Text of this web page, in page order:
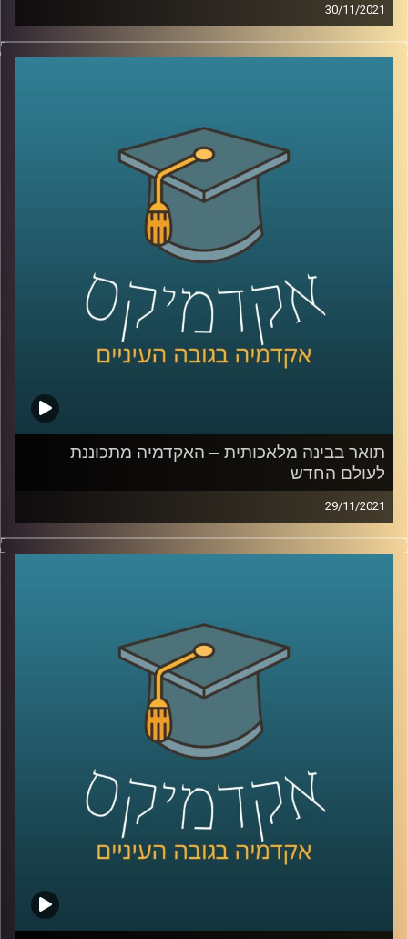
30/11/2021
היום הרבה אנשים עם רעיון לא יכולים לממש אותו בגלל
היעדר ידע מקצועי, החלום של פרופ' אריאל (אריק) שמיר,
מטרתו של פרופ' שמיר היא להנגיש יכולות שבעבר היו שמורות
רק לאנשי מקצוע.אדם שרוצה לערוך סרט ולא יודע איך יוכל
לכתוב במילים את תוכן הסרט והמחשב יערוך את חומרי הגלם
באופן אוטומטי; מעצבים לא יצטרכו את עזרתם של מהנדסים
ונגרים לתכנון כי רובוטים יעשו את החישובים עבורם. רוצים
עוד דוגמאות? האזינו לפודקסט.
לשיחה עם פרופ' אריאל (אריק) שמיר בנושא "מי מפחד/ת
ממדעי המחשב" –לחצו כאן
קרדיט תמונות: AudioVersity
תואר בבינה מלאכותית – האקדמיה מתכוננת
לעולם החדש
29/11/2021
לאחרונה נפתחה באוניברסיטת רייכמן האפשרות ללמוד תואר
שני שעוסק במדעי הנתונים ולמידה חישובית (נקרא לעיתים גם
בפרק זה התארח פרופ' אריאל (אריק) שמיר, הדיקן היוצא של
בית הספר אפי ארזי למדעי המחשב. יחד שוחחנו, בגובה
העיינים, על מקצועות העולם החדש, בינתחומיות, שיתוף
פעולה בין סטודנטים ממקצועות שונים וכמובן, למידה
לשיחה עם פרופ' אריאל (אריק) שמיר בנושא "מי מפחד/ת
ממדעי המחשב" –
לחצו כאן
לשיחה עם פרופ' אריאל (אריק) שמיר בנושא "DIY הדור הבא"